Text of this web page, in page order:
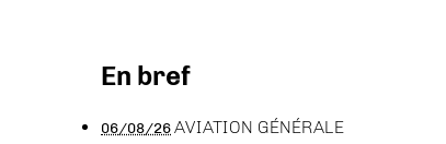
En bref
06/08/26AVIATION GÉNÉRALE